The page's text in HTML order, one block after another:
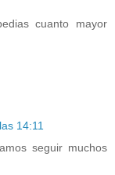
cuanto mayor
14:11
seguir muchos